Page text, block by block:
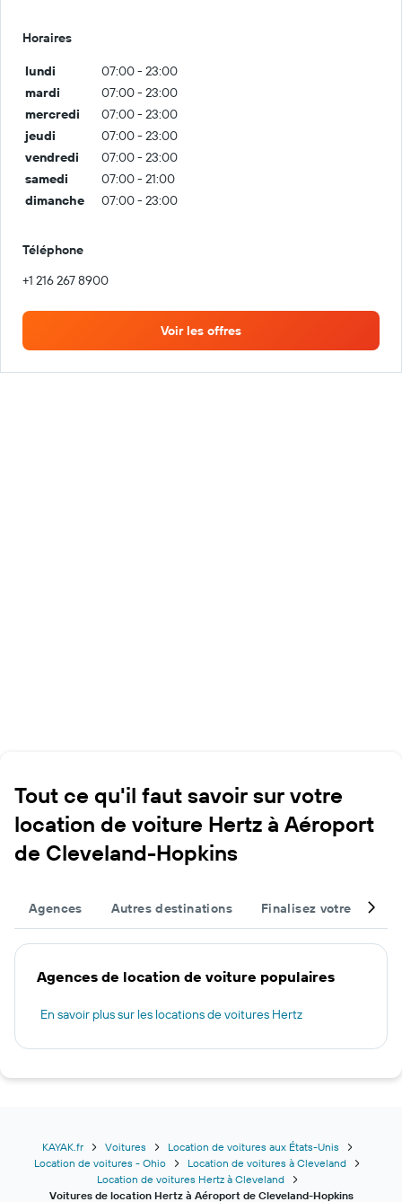
Horaires
lundi
07:00 - 23:00
mardi
07:00 - 23:00
mercredi
07:00 - 23:00
jeudi
07:00 - 23:00
vendredi
07:00 - 23:00
samedi
07:00 - 21:00
dimanche
07:00 - 23:00
Téléphone
+1 216 267 8900
Voir les offres
Tout ce qu'il faut savoir sur votre
location de voiture Hertz à Aéroport
de Cleveland-Hopkins
Agences Autres destinations Finalisez votre voyage
Agences de location de voiture populaires
En savoir plus sur les locations de voitures Hertz
KAYAK.fr Voitures
Location de voitures aux États-Unis
Location de voitures - Ohio
Location de voitures à Cleveland
Location de voitures Hertz à Cleveland
Voitures de location Hertz à Aéroport de Cleveland-Hopkins